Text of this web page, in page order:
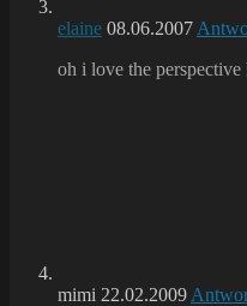
elaine 08.06.2007
oh i love the
mimi 22.02.2009